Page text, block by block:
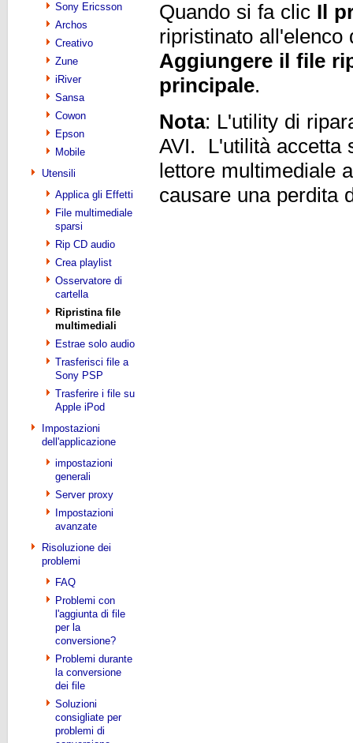
Sony Ericsson
Archos
Creativo
Zune
iRiver
Sansa
Cowon
Epson
Mobile
Utensili
Applica gli Effetti
File multimediale
sparsi
Rip CD audio
Crea playlist
Osservatore di
cartella
Ripristina file
multimediali
Estrae solo audio
Trasferisci file a
Sony PSP
Trasferire i file su
Apple iPod
Impostazioni
dell'applicazione
impostazioni
generali
Server proxy
Impostazioni
avanzate
Risoluzione dei
problemi
FAQ
Problemi con
l'aggiunta di file
per la
conversione?
Problemi durante
la conversione
dei file
Soluzioni
consigliate per
problemi di
Quando si fa clic Il
ripristinato
Aggiungere il file
principale.
Nota: L'utility di
AVI. L'utilità accetta
lettore multimediale
causare una perdita